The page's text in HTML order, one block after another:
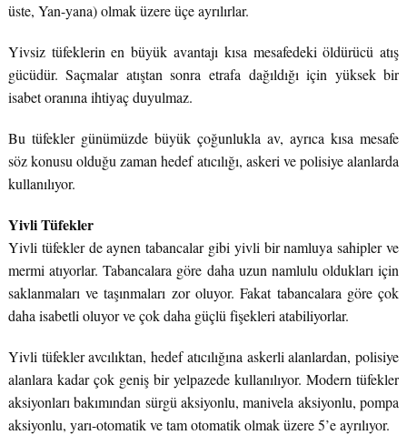
üste, Yan-yana) olmak üzere üçe ayrılırlar.
Yivsiz tüfeklerin en büyük avantajı kısa mesafedeki öldürücü atış
gücüdür. Saçmalar atıştan sonra etrafa dağıldığı için yüksek bir
isabet oranına ihtiyaç duyulmaz.
Bu tüfekler günümüzde büyük çoğunlukla av, ayrıca kısa mesafe
söz konusu olduğu zaman hedef atıcılığı, askeri ve polisiye alanlarda
kullanılıyor.
Yivli Tüfekler
Yivli tüfekler de aynen tabancalar gibi yivli bir namluya sahipler ve
mermi atıyorlar. Tabancalara göre daha uzun namlulu oldukları için
saklanmaları ve taşınmaları zor oluyor. Fakat tabancalara göre çok
daha isabetli oluyor ve çok daha güçlü fişekleri atabiliyorlar.
Yivli tüfekler avcılıktan, hedef atıcılığına askerli alanlardan, polisiye
alanlara kadar çok geniş bir yelpazede kullanılıyor. Modern tüfekler
aksiyonları bakımından sürgü aksiyonlu, manivela aksiyonlu, pompa
aksiyonlu, yarı-otomatik ve tam otomatik olmak üzere 5’e ayrılıyor.